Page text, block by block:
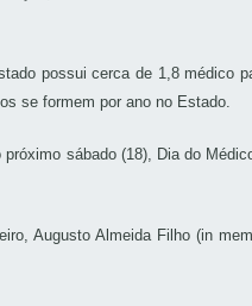
possui cerca de 1,8 médico
se formem por ano no Estado.
sábado (18), Dia do
Augusto Almeida Filho (in